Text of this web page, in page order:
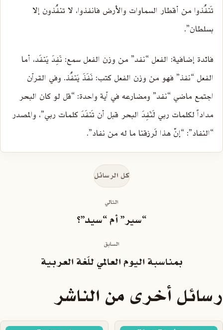
تَنفُذوا من أقطار السماوات والأرض فانفذوا، لا تنفُذون إلا
بسلطان”.
فائدة إضافية: الفعل “نفد” من وزن الفعل سمع: نَفِدَ يَنفَد، أما
الفعل “نفذ” فهو من وزن الفعل كتب: نَفَذَ يَنفُذ. وفي القرآن
اجتمع ماضي “نفد” ومضارعه في آية واحدة: “قل لو كان البحر
مداداً لكلمات ربي لَنَفِدَ البحر قبل أن تَنفَدَ كلمات ربي”، والمصدر
“النفاد”: “إنّ هذا لَرزقنا ما له من نفاد”.
التالي
“سير” أم “سيد”؟
كل الرسائل
السابق
بمناسبة اليوم العالمي للّغة العربية
رسائل أخرى من الناشر